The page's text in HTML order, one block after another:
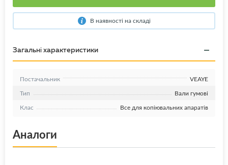
В наявності на складі
Загальні характеристики
Постачальник
VEAYE
Тип
Вали гумові
Клас
Все для копіювальних апаратів
Аналоги